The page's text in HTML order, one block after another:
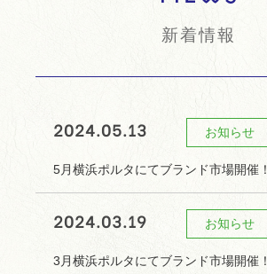
新着情報
2024.05.13 お知らせ
5月横浜ポルタにてブランド市場開催！
2024.03.19 お知らせ
3月横浜ポルタにてブランド市場開催！